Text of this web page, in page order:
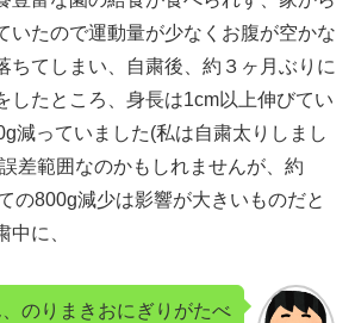
いたので運動量が少なくお腹が空かな
ちてしまい、自粛後、約３ヶ月ぶりに
したところ、身長は1cm以上伸びてい
減っていました(私は自粛太りしまし
差範囲なのかもしれませんが、約
の800g減少は影響が大きいものだと
中に、
のりまきおにぎりがたべ